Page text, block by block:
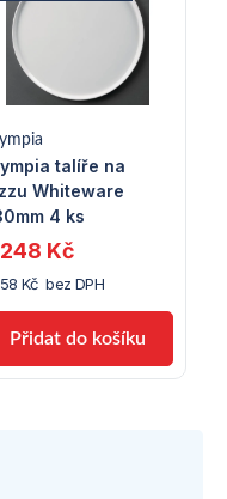
talíře na
Whiteware
4 ks
Kč bez DPH
Kč